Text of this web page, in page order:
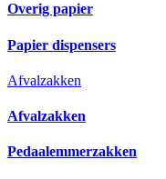
Overig papier
Papier dispensers
Afvalzakken
Afvalzakken
Pedaalemmerzakken